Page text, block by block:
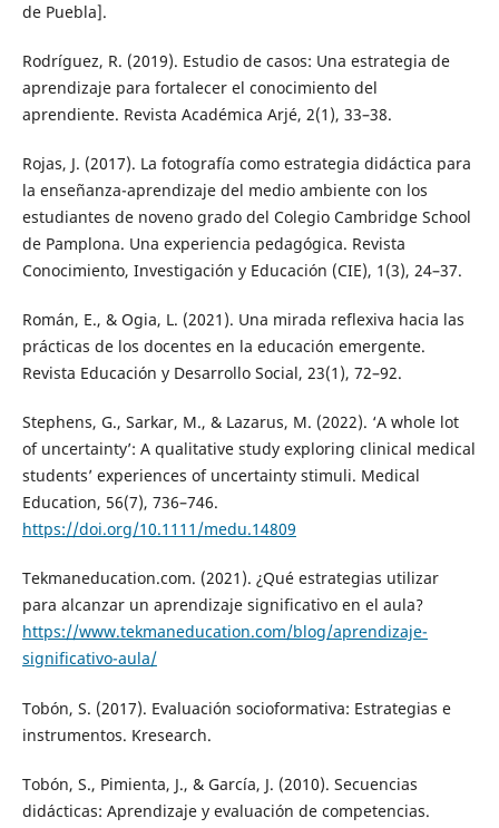
de Puebla].
Rodríguez, R. (2019). Estudio de casos: Una estrategia de
aprendizaje para fortalecer el conocimiento del
aprendiente. Revista Académica Arjé, 2(1), 33–38.
Rojas, J. (2017). La fotografía como estrategia didáctica para
la enseñanza-aprendizaje del medio ambiente con los
estudiantes de noveno grado del Colegio Cambridge School
de Pamplona. Una experiencia pedagógica. Revista
Conocimiento, Investigación y Educación (CIE), 1(3), 24–37.
Román, E., & Ogia, L. (2021). Una mirada reflexiva hacia las
prácticas de los docentes en la educación emergente.
Revista Educación y Desarrollo Social, 23(1), 72–92.
Stephens, G., Sarkar, M., & Lazarus, M. (2022). ‘A whole lot
of uncertainty’: A qualitative study exploring clinical medical
students’ experiences of uncertainty stimuli. Medical
Education, 56(7), 736–746.
https://doi.org/10.1111/medu.14809
Tekmaneducation.com. (2021). ¿Qué estrategias utilizar
para alcanzar un aprendizaje significativo en el aula?
https://www.tekmaneducation.com/blog/aprendizaje-
significativo-aula/
Tobón, S. (2017). Evaluación socioformativa: Estrategias e
instrumentos. Kresearch.
Tobón, S., Pimienta, J., & García, J. (2010). Secuencias
didácticas: Aprendizaje y evaluación de competencias.